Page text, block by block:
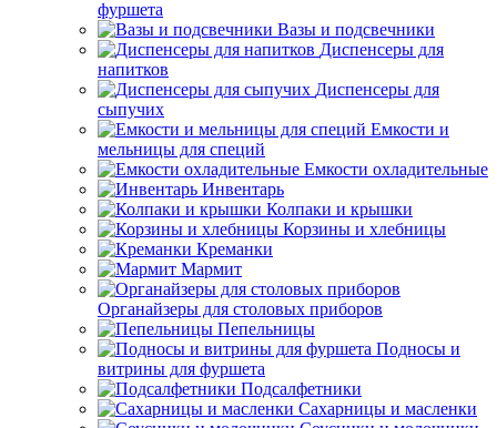
фуршета
Вазы и подсвечники
Диспенсеры для
напитков
Диспенсеры для
сыпучих
Емкости и
мельницы для специй
Емкости охладительные
Инвентарь
Колпаки и крышки
Корзины и хлебницы
Креманки
Мармит
Органайзеры для столовых приборов
Пепельницы
Подносы и
витрины для фуршета
Подсалфетники
Сахарницы и масленки